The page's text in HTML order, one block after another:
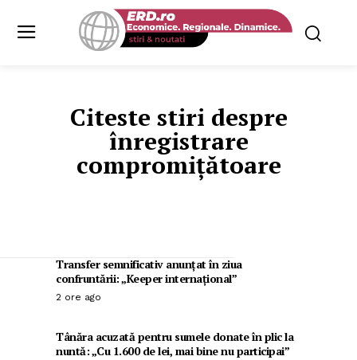
Citeste stiri despre
înregistrare
compromițătoare
Transfer semnificativ anunțat în ziua
confruntării: „Keeper internațional”
2 ore ago
Tânăra acuzată pentru sumele donate în plic la
nuntă: „Cu 1.600 de lei, mai bine nu participai”